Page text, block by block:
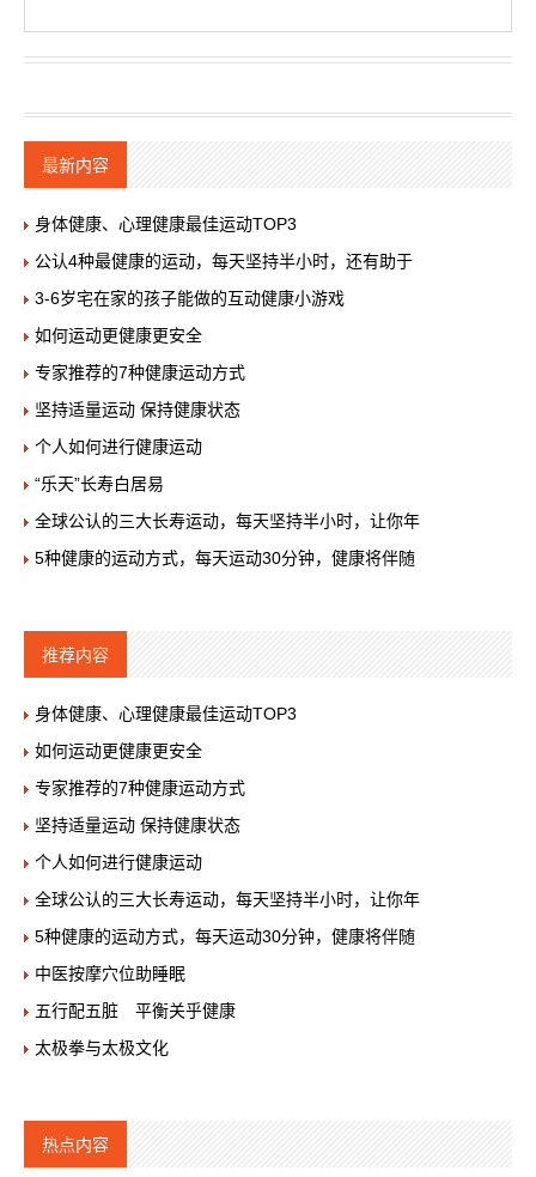
最新内容
身体健康、心理健康最佳运动TOP3
公认4种最健康的运动，每天坚持半小时，还有助于
3-6岁宅在家的孩子能做的互动健康小游戏
如何运动更健康更安全
专家推荐的7种健康运动方式
坚持适量运动 保持健康状态
个人如何进行健康运动
“乐天”长寿白居易
全球公认的三大长寿运动，每天坚持半小时，让你年
5种健康的运动方式，每天运动30分钟，健康将伴随
推荐内容
身体健康、心理健康最佳运动TOP3
如何运动更健康更安全
专家推荐的7种健康运动方式
坚持适量运动 保持健康状态
个人如何进行健康运动
全球公认的三大长寿运动，每天坚持半小时，让你年
5种健康的运动方式，每天运动30分钟，健康将伴随
中医按摩穴位助睡眠
五行配五脏 平衡关乎健康
太极拳与太极文化
热点内容